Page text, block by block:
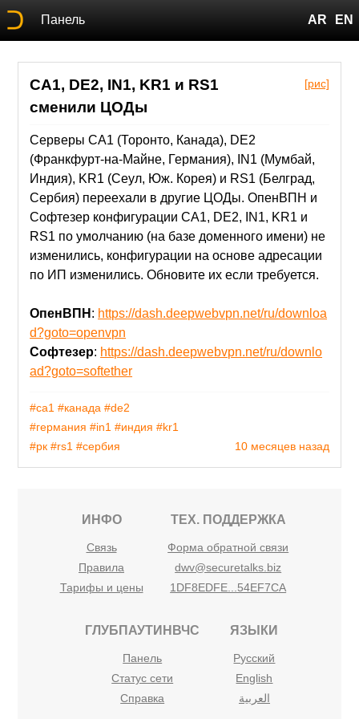
Панель AR EN
[рис]
CA1, DE2, IN1, KR1 и RS1
сменили ЦОДы
Серверы CA1 (Торонто, Канада), DE2
(Франкфурт-на-Майне, Германия), IN1 (Мумбай,
Индия), KR1 (Сеул, Юж. Корея) и RS1 (Белград,
Сербия) переехали в другие ЦОДы. ОпенВПН и
Софтезер конфигурации CA1, DE2, IN1, KR1 и
RS1 по умолчанию (на базе доменного имени) не
изменились, конфигурации на основе адресации
по ИП изменились. Обновите их если требуется.
ОпенВПН : https://dash.deepwebvpn.net/ru/downloa
d?goto=openvpn
Софтезер: https://dash.deepwebvpn.net/ru/downlo
ad?goto=softether
10 месяцев назад
#ca1 #канада #de2
#германия #in1 #индия #kr1
#рк #rs1 #сербия
ИНФО
Связь
Правила
Тарифы и цены
ТЕХ. ПОДДЕРЖКА
Форма обратной связи
dwv@securetalks.biz
1DF8EDFE...54EF7CA
ГЛУБПАУТИНВЧС
Панель
Статус сети
Справка
ЯЗЫКИ
Русский
English
العربية